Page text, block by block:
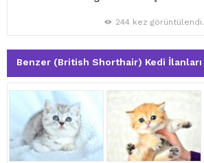
244 kez görüntülendi.
Benzer (British Shorthair) Kedi İlanları